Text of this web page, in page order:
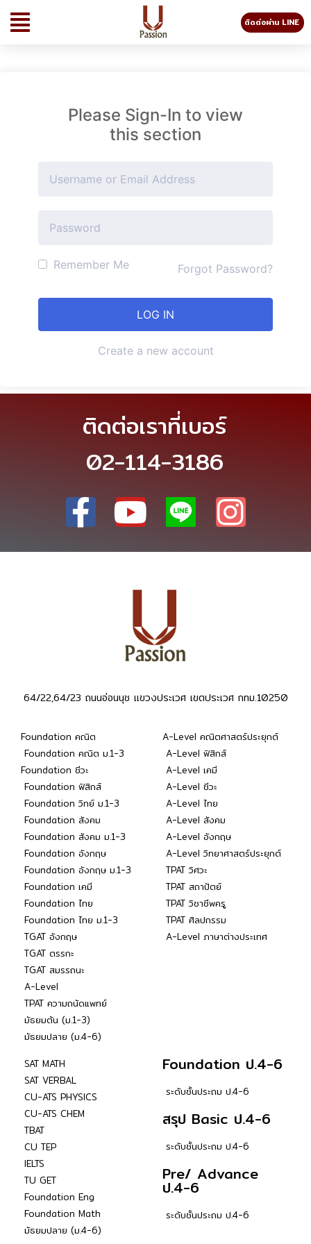
ติดต่อผ่าน LINE
Please Sign-In to view
this section
Remember Me Forgot Password?
Create a new account
ติดต่อเราที่เบอร์
02-114-3186
64/22,64/23 ถนนอ่อนนุช แขวงประเวศ เขตประเวศ กทม.10250
Foundation คณิต
Foundation คณิต ม.1-3
Foundation ชีวะ
Foundation ฟิสิกส์
Foundation วิทย์ ม.1-3
Foundation สังคม
Foundation สังคม ม.1-3
Foundation อังกฤษ
Foundation อังกฤษ ม.1-3
Foundation เคมี
Foundation ไทย
Foundation ไทย ม.1-3
TGAT อังกฤษ
TGAT ตรรกะ
TGAT สมรรถนะ
A-Level
TPAT ความถนัดแพทย์
มัธยมต้น (ม.1-3)
มัธยมปลาย (ม.4-6)
A-Level คณิตศาสตร์ประยุกต์
A-Level ฟิสิกส์
A-Level เคมี
A-Level ชีวะ
A-Level ไทย
A-Level สังคม
A-Level อังกฤษ
A-Level วิทยาศาสตร์ประยุกต์
TPAT วิศวะ
TPAT สถาปัตย์
TPAT วิชาชีพครู
TPAT ศิลปกรรม
A-Level ภาษาต่างประเทศ
SAT MATH
SAT VERBAL
CU-ATS PHYSICS
CU-ATS CHEM
TBAT
CU TEP
IELTS
TU GET
Foundation Eng
Foundation Math
มัธยมปลาย (ม.4-6)
Foundation ป.4-6
ระดับชั้นประถม ป.4-6
สรุป Basic ป.4-6
ระดับชั้นประถม ป.4-6
Pre/ Advance
ป.4-6
ระดับชั้นประถม ป.4-6